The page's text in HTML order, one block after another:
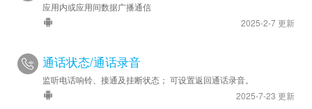
应用内或应用间数据广播通信
2025-2-7 更新
通话状态/通话录音
监听电话响铃、接通及挂断状态； 可设置返回通话录音。
2025-7-23 更新